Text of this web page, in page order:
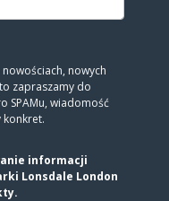
nowych
zapraszamy do
SPAMu, wiadomość
konkret.
informacji
Lonsdale London